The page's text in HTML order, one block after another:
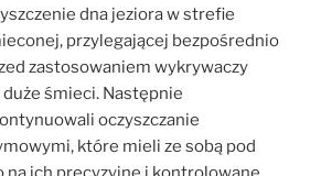
dna jeziora w strefie
przylegającej bezpośrednio
zastosowaniem wykrywaczy
śmieci. Następnie
oczyszczanie
które mieli ze sobą pod